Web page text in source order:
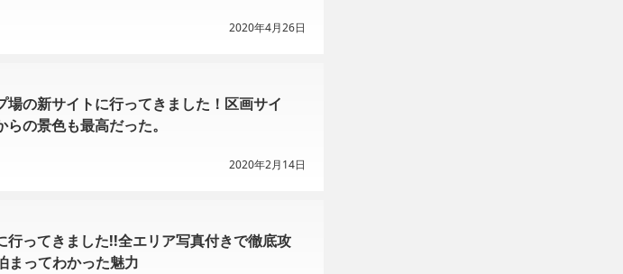
2020年4月26日
場の新サイトに行ってきました！区画サイ
らの景色も最高だった。
2020年2月14日
行ってきました!!全エリア写真付きで徹底攻
まってわかった魅力